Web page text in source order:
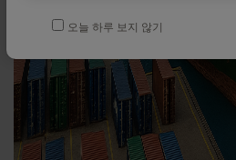
오늘 하루 보지 않기